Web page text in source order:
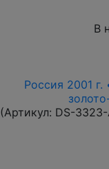
В
Россия 2001
(Артикул: DS-